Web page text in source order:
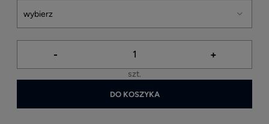
- +
szt.
DO KOSZYKA